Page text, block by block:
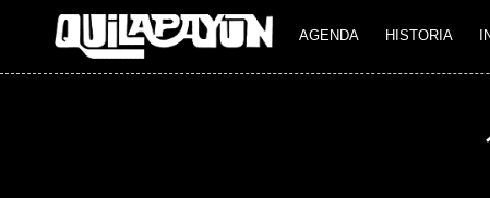
AGENDA HISTORIA